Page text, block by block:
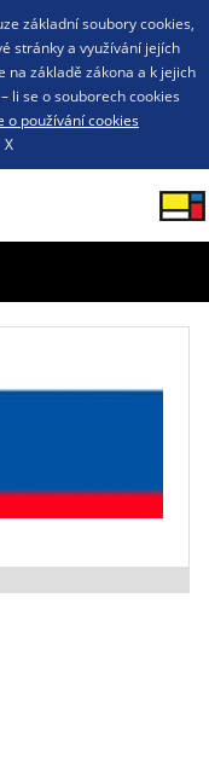
základní soubory cookies,
stránky a využívání jejích
na základě zákona a k jejich
li se o souborech cookies
o používání cookies
X